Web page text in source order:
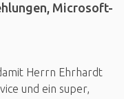
Microsoft-
Herrn Ehrhardt
und ein super,